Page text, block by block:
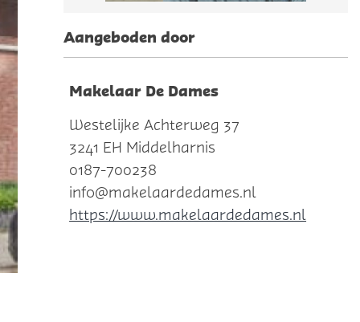
Aangeboden door
Makelaar De Dames
Westelijke Achterweg 37
3241 EH Middelharnis
0187-700238
info@makelaardedames.nl
https://www.makelaardedames.nl